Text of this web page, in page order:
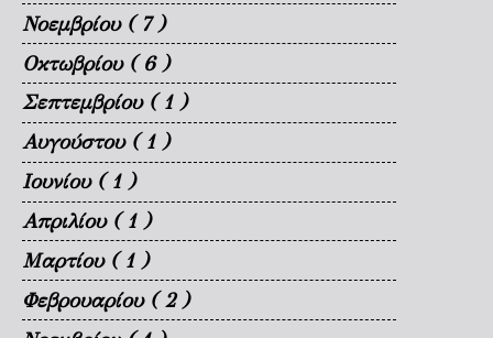
Νοεμβρίου ( 7 )
Οκτωβρίου ( 6 )
Σεπτεμβρίου ( 1 )
Αυγούστου ( 1 )
Ιουνίου ( 1 )
Απριλίου ( 1 )
Μαρτίου ( 1 )
Φεβρουαρίου ( 2 )